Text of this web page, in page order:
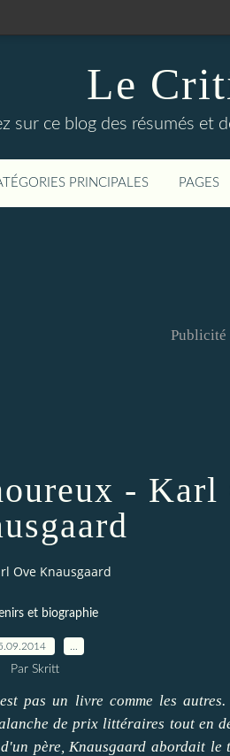
Le
sur ce blog des résumés et
PRINCIPALES PAGES
Publicité
- Karl
Ove Knausgaard
et biographie
Par Skritt
pas un livre comme les
de prix littéraires tout en
père, Knausgaard abordait le